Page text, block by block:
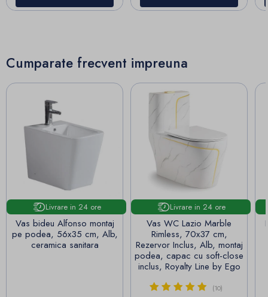
Cumparate frecvent impreuna
Livrare in 24 ore
Vas bideu Alfonso montaj
pe podea, 56x35 cm, Alb,
ceramica sanitara
Livrare in 24 ore
Vas WC Lazio Marble
Rimless, 70x37 cm,
Rezervor Inclus, Alb, montaj
podea, capac cu soft-close
inclus, Royalty Line by Ego
(10)